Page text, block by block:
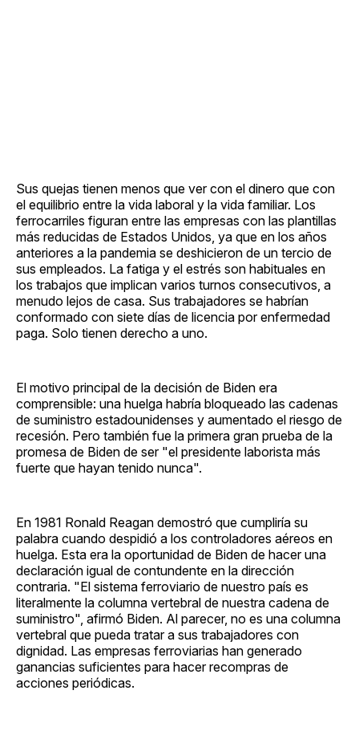
Sus quejas tienen menos que ver con el dinero que con
el equilibrio entre la vida laboral y la vida familiar. Los
ferrocarriles figuran entre las empresas con las plantillas
más reducidas de Estados Unidos, ya que en los años
anteriores a la pandemia se deshicieron de un tercio de
sus empleados. La fatiga y el estrés son habituales en
los trabajos que implican varios turnos consecutivos, a
menudo lejos de casa. Sus trabajadores se habrían
conformado con siete días de licencia por enfermedad
paga. Solo tienen derecho a uno.
El motivo principal de la decisión de Biden era
comprensible: una huelga habría bloqueado las cadenas
de suministro estadounidenses y aumentado el riesgo de
recesión. Pero también fue la primera gran prueba de la
promesa de Biden de ser "el presidente laborista más
fuerte que hayan tenido nunca".
En 1981 Ronald Reagan demostró que cumpliría su
palabra cuando despidió a los controladores aéreos en
huelga. Esta era la oportunidad de Biden de hacer una
declaración igual de contundente en la dirección
contraria. "El sistema ferroviario de nuestro país es
literalmente la columna vertebral de nuestra cadena de
suministro", afirmó Biden. Al parecer, no es una columna
vertebral que pueda tratar a sus trabajadores con
dignidad. Las empresas ferroviarias han generado
ganancias suficientes para hacer recompras de
acciones periódicas.